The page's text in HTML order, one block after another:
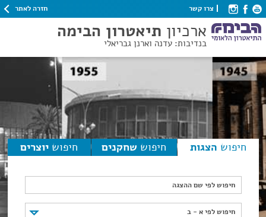
צרו קשר חזרה לאתר
ארכיון תיאטרון הבימה
בנדיבות: עדנה וארנן גבריאלי
חיפוש הצגות חיפוש שחקנים חיפוש יוצרים
חיפוש לפי שם ההצגה
חיפוש לפי א - ב
חיפוש לפי א - ב